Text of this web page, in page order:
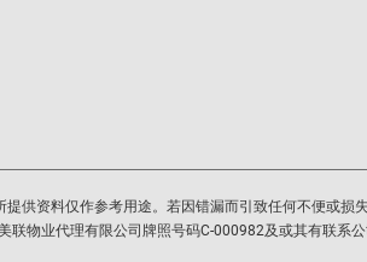
提供资料仅作参考用途。若因错漏而引致任何不便或损
联物业代理有限公司牌照号码C-000982及或其有联系公